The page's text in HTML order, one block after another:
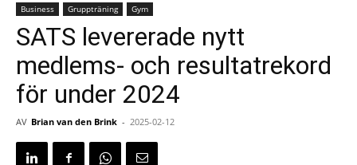
Business Gruppträning Gym
SATS levererade nytt
medlems- och resultatrekord
för under 2024
AV Brian van den Brink - 2025-02-12